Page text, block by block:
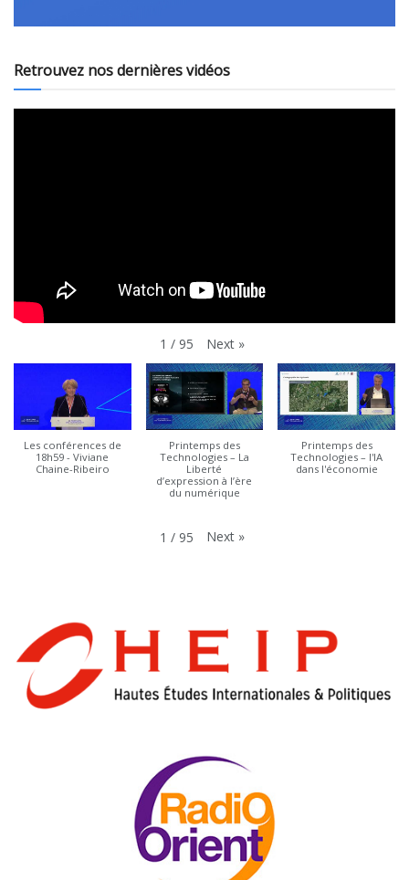
Retrouvez nos dernières vidéos
1 / 95 Next »
Les conférences de
18h59 - Viviane
Chaine-Ribeiro
Printemps des
Technologies – La
Liberté
d’expression à l’ère
du numérique
Printemps des
Technologies – l'IA
dans l'économie
1 / 95 Next »